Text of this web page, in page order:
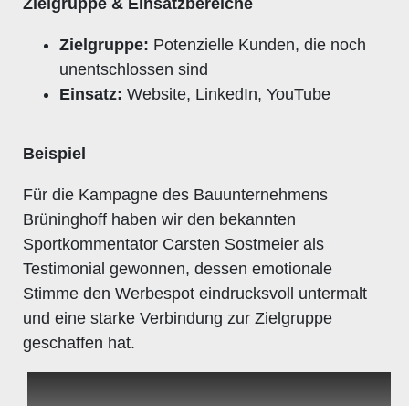
Zielgruppe: Potenzielle Kunden, die noch
unentschlossen sind
Einsatz: Website, LinkedIn, YouTube
Beispiel
Für die Kampagne des Bauunternehmens
Brüninghoff haben wir den bekannten
Sportkommentator Carsten Sostmeier als
Testimonial gewonnen, dessen emotionale
Stimme den Werbespot eindrucksvoll untermalt
und eine starke Verbindung zur Zielgruppe
geschaffen hat.